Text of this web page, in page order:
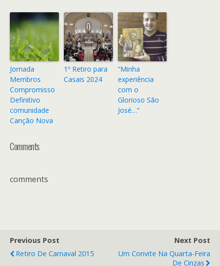
Jornada
Membros
Compromisso
Definitivo
comunidade
Canção Nova
1º Retiro para
Casais 2024
“Minha
experiência
com o
Glorioso São
José…”
Comments
comments
Previous Post
Retiro De Carnaval 2015
Next Post
Um Convite Na Quarta-Feira
De Cinzas